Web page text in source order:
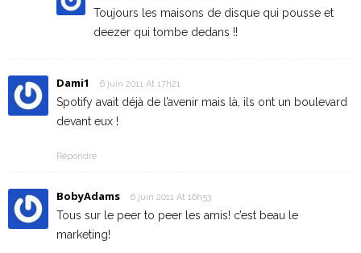
Toujours les maisons de disque qui pousse et
deezer qui tombe dedans !!
Dami1 6 juin 2011 At 17h21
Spotify avait déjà de l’avenir mais là, ils ont un boulevard
devant eux !
Répondre
BobyAdams 6 juin 2011 At 16h53
Tous sur le peer to peer les amis! c’est beau le
marketing!